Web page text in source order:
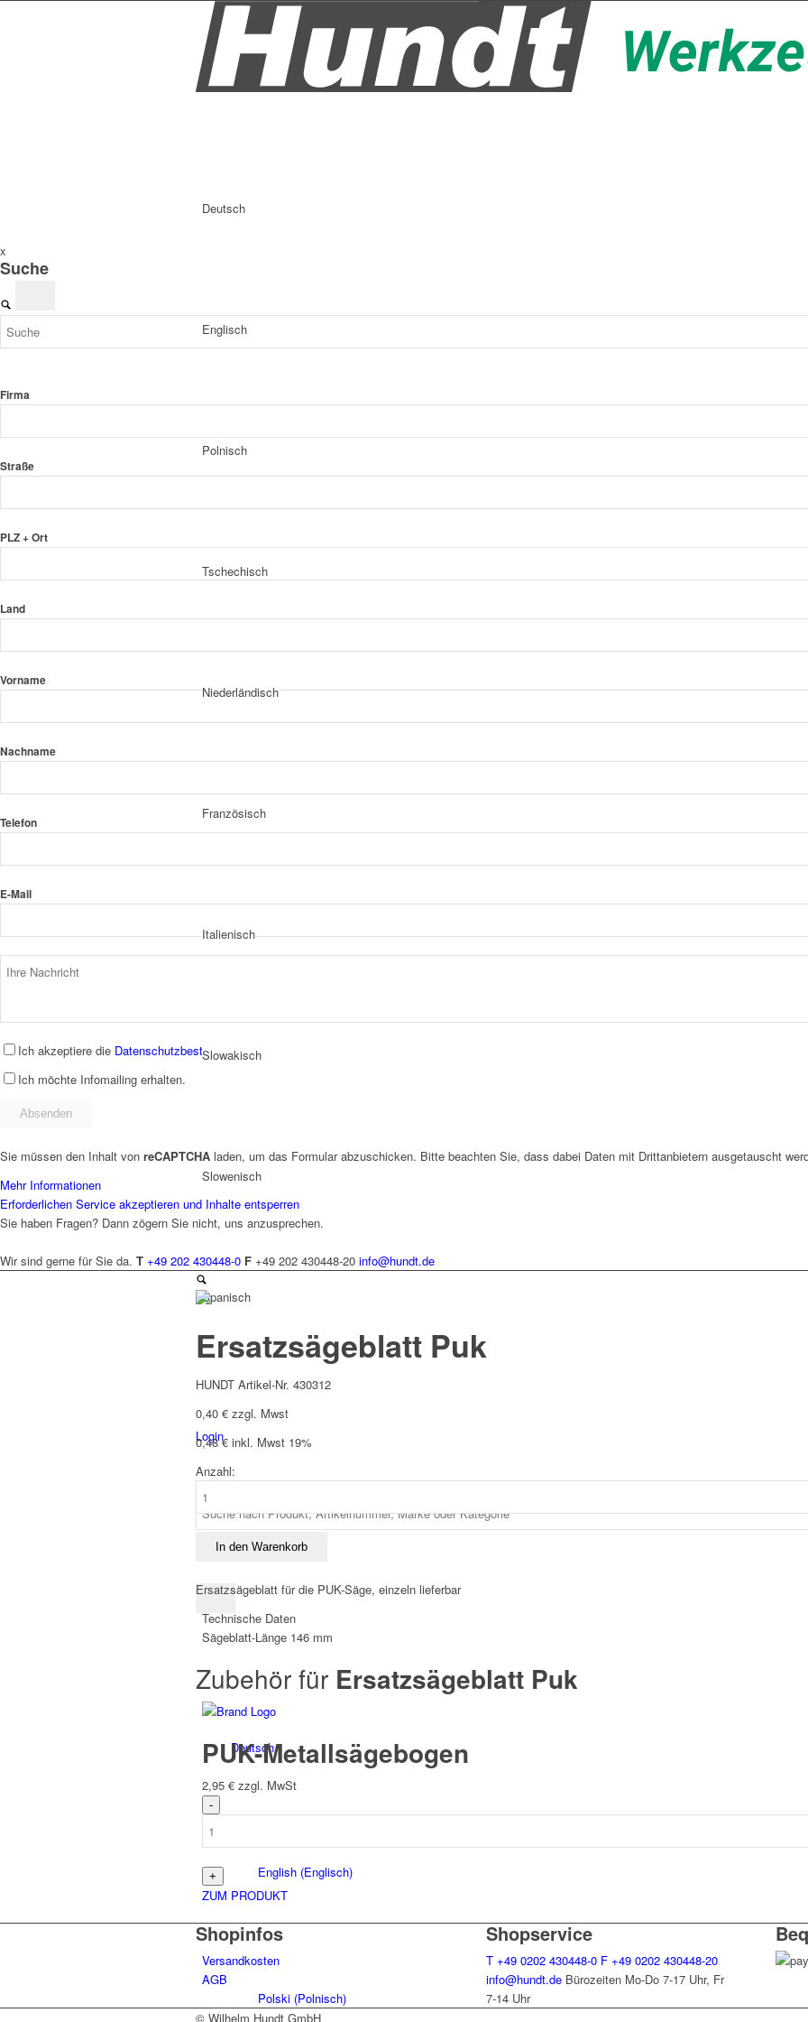
Deutsch
Englisch
Polnisch
Tschechisch
Niederländisch
Französisch
Italienisch
Slowakisch
Slowenisch
Spanisch
Login
Deutsch
English (Englisch)
Polski (Polnisch)
x
Suche
Firma
Straße
PLZ + Ort
Land
Vorname
Nachname
Telefon
E-Mail
Ich akzeptiere die Datenschutzbestimmungen.
Ich möchte Infomailing erhalten.
Sie müssen den Inhalt von reCAPTCHA laden, um das Formular abzuschicken. Bitte beachten Sie, dass dabei Daten mit Drittanbietern ausgetauscht
Mehr Informationen
Erforderlichen Service akzeptieren und Inhalte entsperren
Sie haben Fragen? Dann zögern Sie nicht, uns anzusprechen.
Wir sind gerne für Sie da. T +49 202 430448-0 F +49 202 430448-20 info@hundt.de
Ersatzsägeblatt Puk
HUNDT Artikel-Nr. 430312
0,40 € zzgl. Mwst
0,48€ inkl. Mwst 19%
Anzahl:
Menge
In den Warenkorb
Ersatzsägeblatt für die PUK-Säge, einzeln lieferbar
Technische Daten
Sägeblatt-Länge 146 mm
Zubehör für Ersatzsägeblatt Puk
PUK-Metallsägebogen
2,95 € zzgl. MwSt
ZUM PRODUKT
Shopinfos
Versandkosten
AGB
Shopservice
T +49 0202 430448-0 F +49 0202 430448-20
info@hundt.de Bürozeiten Mo-Do 7-17 Uhr, Fr
7-14 Uhr
© Wilhelm Hundt GmbH